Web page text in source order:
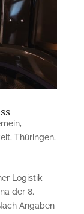
,
, Thüringen,
Logistik
der 8.
Angaben